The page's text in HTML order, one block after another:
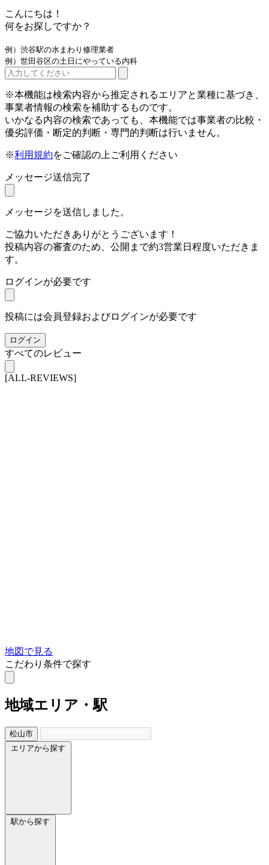
こんにちは！
何をお探しですか？
例）渋谷駅の水まわり修理業者
例）世田谷区の土日にやっている内科
※本機能は検索内容から推定されるエリアと業種に基づき、
事業者情報の検索を補助するものです。
いかなる内容の検索であっても、本機能では事業者の比較・
優劣評価・断定的判断・専門的判断は行いません。
※利用規約をご確認の上ご利用ください
メッセージ送信完了
メッセージを送信しました。
ご協力いただきありがとうございます！
投稿内容の審査のため、公開まで約3営業日程度いただきま
す。
ログインが必要です
投稿には会員登録およびログインが必要です
ログイン
すべてのレビュー
[ALL-REVIEWS]
地図で見る
こだわり条件で探す
地域エリア・駅
松山市
エリアから探す
駅から探す